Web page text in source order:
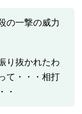
の一撃の威力
り抜かれたわ
て・・・相打
・